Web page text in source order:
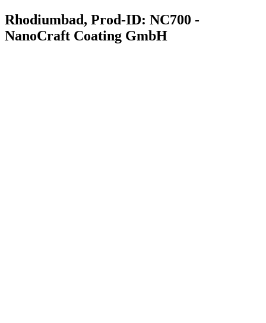
Rhodiumbad, Prod-ID: NC700 -
NanoCraft Coating GmbH